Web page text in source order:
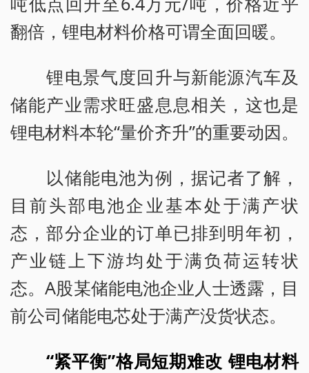
翻倍，锂电材料价格可谓全面回暖。
锂电景气度回升与新能源汽车及
储能产业需求旺盛息息相关，这也是
锂电材料本轮“量价齐升”的重要动因。
以储能电池为例，据记者了解，
目前头部电池企业基本处于满产状
态，部分企业的订单已排到明年初，
产业链上下游均处于满负荷运转状
态。A股某储能电池企业人士透露，目
前公司储能电芯处于满产没货状态。
“紧平衡”格局短期难改 锂电材料